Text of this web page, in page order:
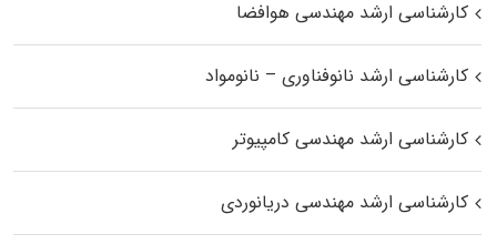
کارشناسی ارشد مهندسی هوافضا
کارشناسی ارشد نانوفناوری – نانومواد
کارشناسی ارشد مهندسی کامپیوتر
کارشناسی ارشد مهندسی دریانوردی